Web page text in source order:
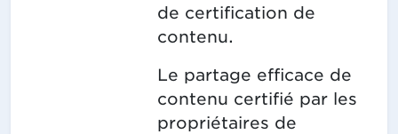
de certification de
contenu.
Le partage efficace de
contenu certifié par les
propriétaires de